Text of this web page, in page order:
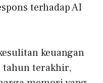
terhadap AI
keuangan
tahun terakhir,